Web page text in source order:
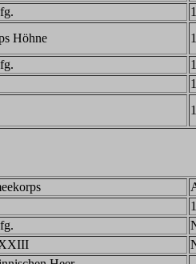
Höhne